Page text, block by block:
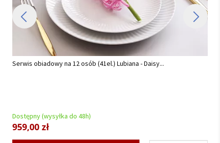
Serwis obiadowy na 12 osób (41el.) Lubiana - Daisy...
Dostępny (wysyłka do 48h)
959,00 zł